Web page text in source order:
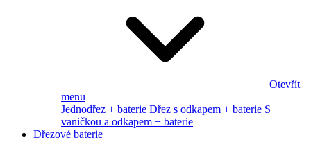
Otevřít
menu
Jednodřez + baterie Dřez s odkapem + baterie S
vaničkou a odkapem + baterie
Dřezové baterie